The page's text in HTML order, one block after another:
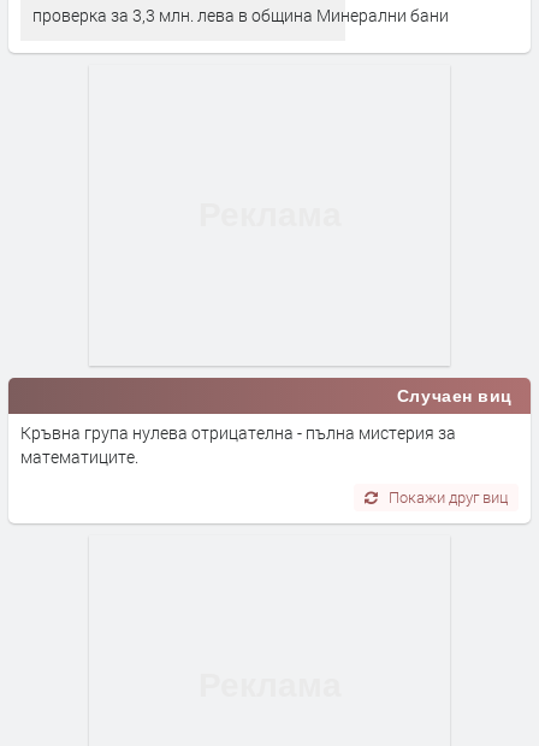
проверка за 3,3 млн. лева в община Минерални бани
Случаен виц
Кръвна група нулева отрицателна - пълна мистерия за
математиците.
Покажи друг виц